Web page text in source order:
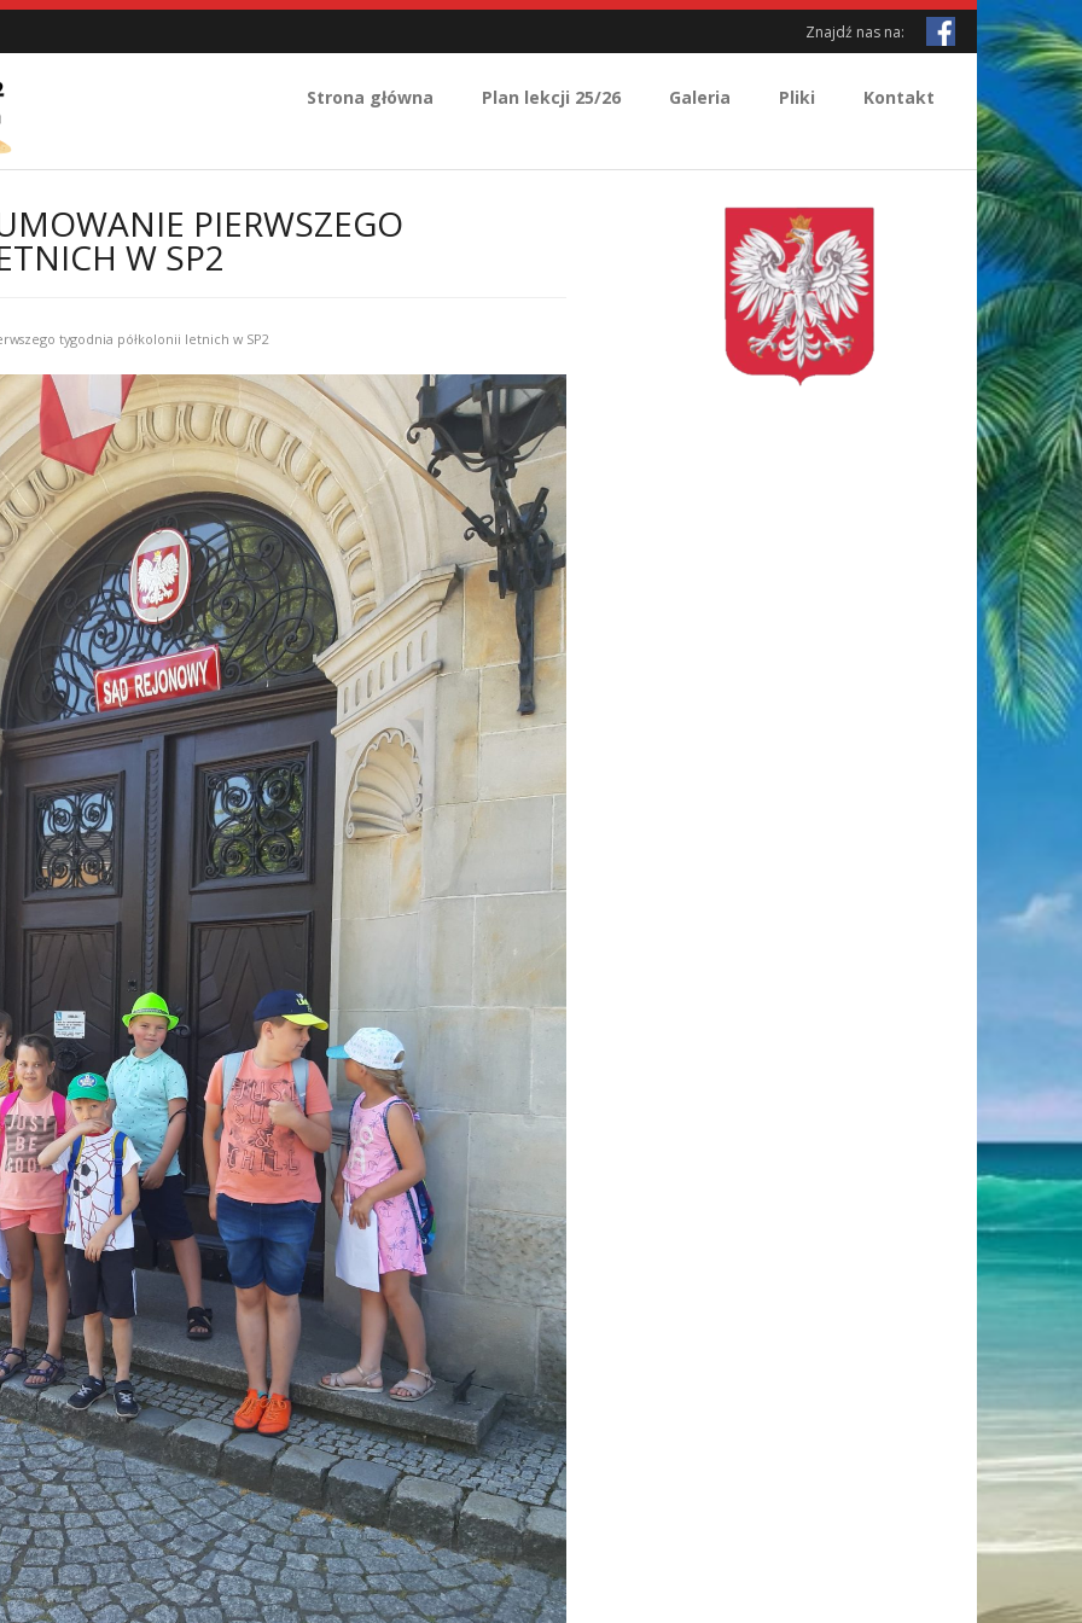
Znajdź nas na:
Strona główna Plan lekcji 25/26 Galeria Pliki Kontakt
PIERWSZEGO
W SP2
tygodnia półkolonii letnich w SP2